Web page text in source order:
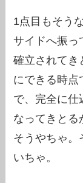
1点目もそう
サイドへ振っ
確立されてき
にできる時点
で、完全に仕
なってきとる
そうやちゃ。
いちゃ。